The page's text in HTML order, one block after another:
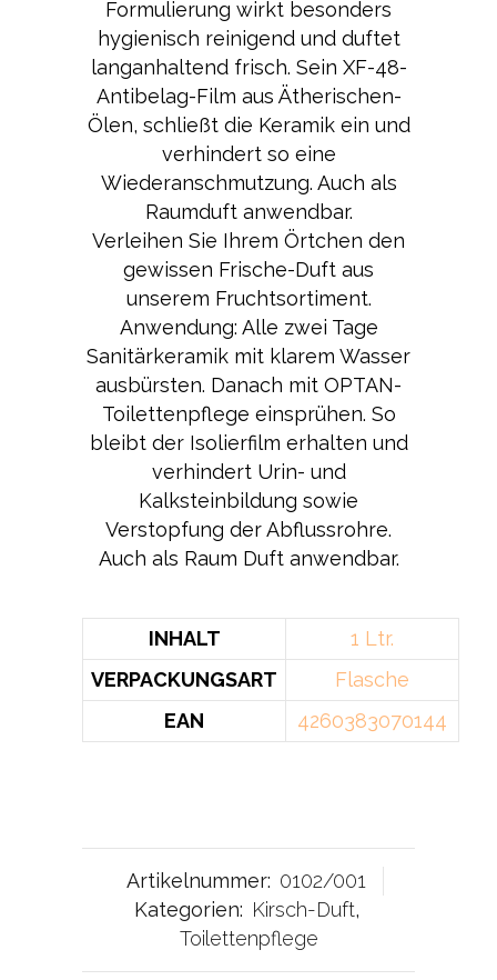
Formulierung wirkt besonders
hygienisch reinigend und duftet
langanhaltend frisch. Sein XF-48-
Antibelag-Film aus Ätherischen-
Ölen, schließt die Keramik ein und
verhindert so eine
Wiederanschmutzung. Auch als
Raumduft anwendbar.
Verleihen Sie Ihrem Örtchen den
gewissen Frische-Duft aus
unserem Fruchtsortiment.
Anwendung: Alle zwei Tage
Sanitärkeramik mit klarem Wasser
ausbürsten. Danach mit OPTAN-
Toilettenpflege einsprühen. So
bleibt der Isolierfilm erhalten und
verhindert Urin- und
Kalksteinbildung sowie
Verstopfung der Abflussrohre.
Auch als Raum Duft anwendbar.
INHALT
1 Ltr.
VERPACKUNGSART
Flasche
EAN
4260383070144
Artikelnummer: 0102/001
Kategorien: Kirsch-Duft,
Toilettenpflege